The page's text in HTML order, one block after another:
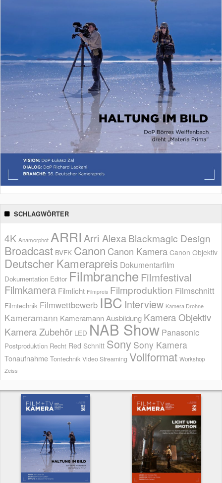
SCHLAGWÖRTER
4K Anamorphot ARRI Arri AlexaBlackmagic Design
Broadcast BVFK Canon Canon Kamera Canon Objektiv
Deutscher Kamerapreis Dokumentarfilm
Dokumentation Editor Filmbranche Filmfestival
Filmkamera Filmlicht Filmpreis Filmproduktion Filmschnitt
Filmtechnik Filmwettbewerb IBC Interview Kamera Drohne
Kameramann Kameramann Ausbildung Kamera Objektiv
Kamera Zubehör LED NAB Show Panasonic
Postproduktion Recht Red Schnitt Sony Sony Kamera
Tonaufnahme Tontechnik Video Streaming Vollformat Workshop
Zeiss